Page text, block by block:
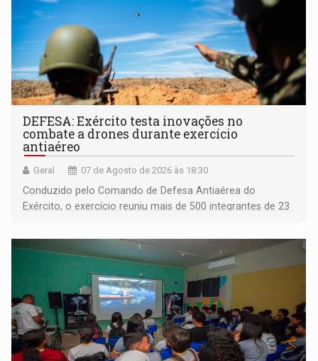
DEFESA: Exército testa inovações no
combate a drones durante exercício
antiaéreo
Geral 07 de Agosto de 2026 às 18:30
Conduzido pelo Comando de Defesa Antiaérea do
Exército, o exercício reuniu mais de 500 integrantes de 23